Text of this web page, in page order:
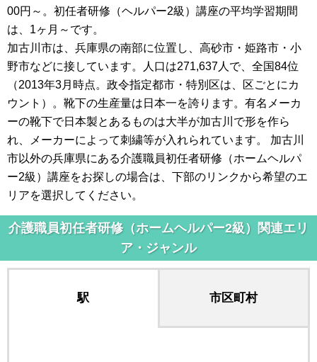
00円～。初任者研修（ヘルパー2級）講座の平均学習期間
は、1ヶ月～です。
加古川市は、兵庫県の南部に位置し、高砂市・姫路市・小
野市などに接しています。人口は271,637人で、全国84位
（2013年3月時点。政令指定都市・特別区は、区ごとにカ
ウント）。靴下の生産量は日本一を誇ります。有名メーカ
ーの靴下で日本製とあるものは大半が加古川で形を作ら
れ、メーカーによって刺繍等が入れられています。 加古川
市以外の兵庫県にある介護職員初任者研修（ホームヘルパ
ー2級）講座をお探しの場合は、下部のリンクから希望のエ
リアを選択してください。
介護職員初任者研修（ホームヘルパー2級）関連エリ
ア・ジャンル
駅 市区町村